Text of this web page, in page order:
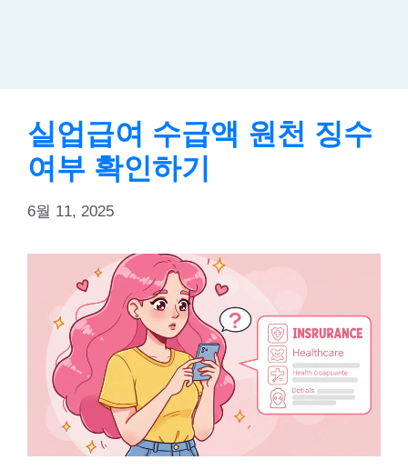
실업급여 수급액 원천 징수
여부 확인하기
6월 11, 2025